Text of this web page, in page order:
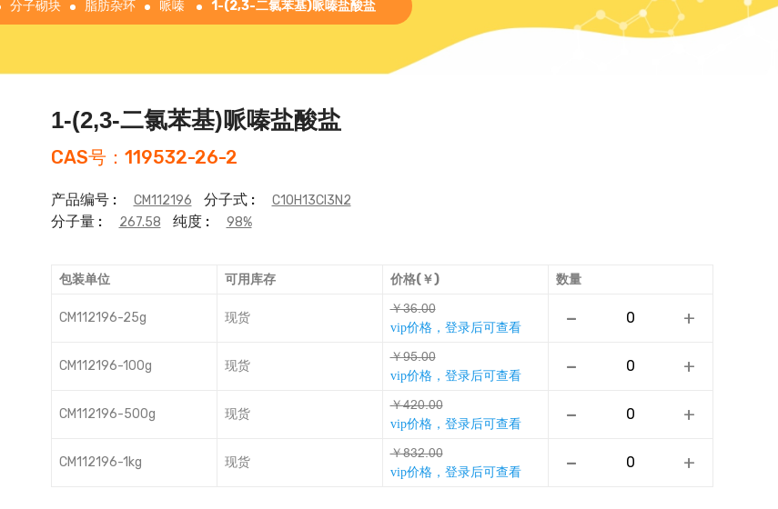
分子砌块 脂肪杂环 哌嗪 1-(2,3-二氯苯基)哌嗪盐酸盐
1-(2,3-二氯苯基)哌嗪盐酸盐
CAS号：119532-26-2
产品编号 : CM112196 分子式 : C10H13Cl3N2
分子量 : 267.58 纯度 : 98%
包装单位 可用库存 价格(￥) 数量
CM112196-25g 现货
￥ƃƿŪŞŞ
vip价格，登录后可查看
- +
CM112196-100g 现货
￥ŵƛŪŞŞ
vip价格，登录后可查看
- +
CM112196-500g 现货
￥ƥǑŞŪŞŞ
vip价格，登录后可查看
- +
CM112196-1kg 现货
￥ȡƃǑŪŞŞ
vip价格，登录后可查看
- +